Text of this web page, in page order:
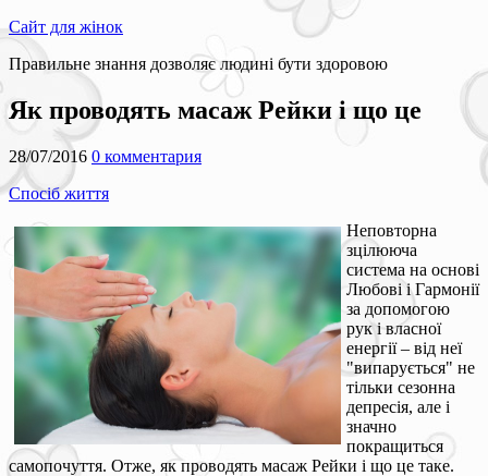
Сайт для жінок
Правильне знання дозволяє людині бути здоровою
Як проводять масаж Рейки і що це
28/07/2016 0 комментария
Спосіб життя
Неповторна
зцілююча
система на основі
Любові і Гармонії
за допомогою
рук і власної
енергії – від неї
"випарується" не
тільки сезонна
депресія, але і
значно
покращиться
самопочуття. Отже, як проводять масаж Рейки і що це таке.